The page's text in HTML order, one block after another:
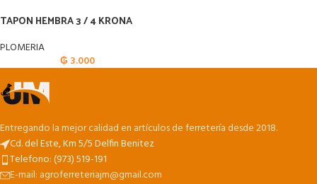
TAPON HEMBRA 3 / 4 KRONA
PLOMERIA
₲ 3.000
Entregando la mejor calidad en artículos de ferretería desde 2018.
Cd. del Este, Km 5/5 Delfin Benitez
Telefono: (973) 519-191
E-mail: agroferreteriajm@gmail.com